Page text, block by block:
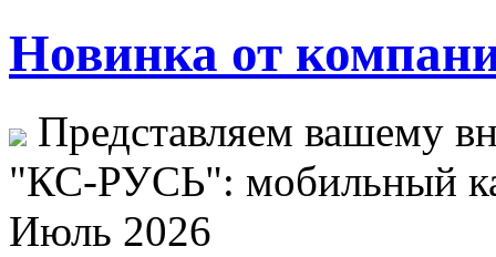
Новинка от
Представляем вашему
"КС-РУСЬ": мобильный
Июль 2026